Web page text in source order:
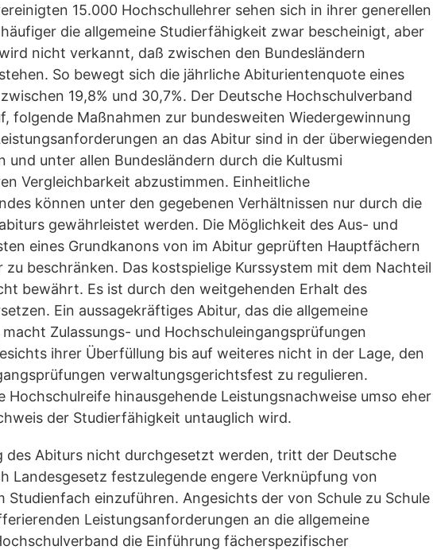
15.000 Hochschullehrer sehen sich in ihrer generellen
die allgemeine Studierfähigkeit zwar bescheinigt, aber
nicht verkannt, daß zwischen den Bundesländern
So bewegt sich die jährliche Abiturientenquote eines
19,8% und 30,7%. Der Deutsche Hochschulverband
folgende Maßnahmen zur bundesweiten Wiedergewinnung
an das Abitur sind in der überwiegenden
und unter allen Bundesländern durch die Kultusmi
Vergleichbarkeit abzustimmen. Einheitliche
können unter den gegebenen Verhältnissen nur durch die
gewährleistet werden. Die Möglichkeit des Aus- und
eines Grundkanons von im Abitur geprüften Hauptfächern
beschränken. Das kostspielige Kurssystem mit dem Nachteil
bewährt. Es ist durch den weitgehenden Erhalt des
Ein aussagekräftiges Abitur, das die allgemeine
Zulassungs- und Hochschuleingangsprüfungen
ihrer Überfüllung bis auf weiteres nicht in der Lage, den
verwaltungsgerichtsfest zu regulieren.
hinausgehende Leistungsnachweise umso eher
der Studierfähigkeit untauglich wird.
des Abiturs nicht durchgesetzt werden, tritt der Deutsche
Landesgesetz festzulegende engere Verknüpfung von
Studienfach einzuführen. Angesichts der von Schule zu Schule
Leistungsanforderungen an die allgemeine
die Einführung fächerspezifischer